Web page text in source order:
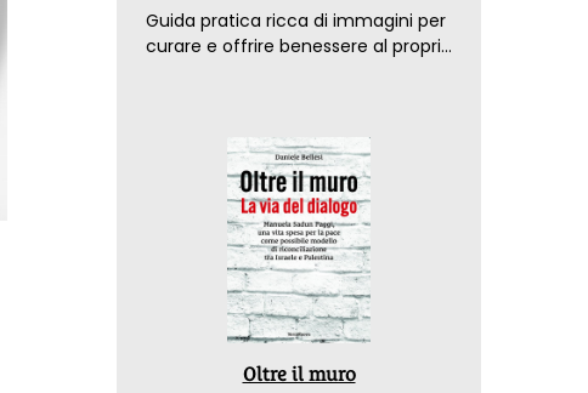
Guida pratica ricca di immagini per
curare e offrire benessere al proprio
Oltre il muro